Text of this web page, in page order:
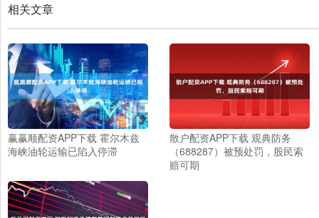
相关文章
赢赢顺配资APP下载 霍尔木兹
海峡油轮运输已陷入停滞
散户配资APP下载 观典防务
（688287）被预处罚，股民索
赔可期